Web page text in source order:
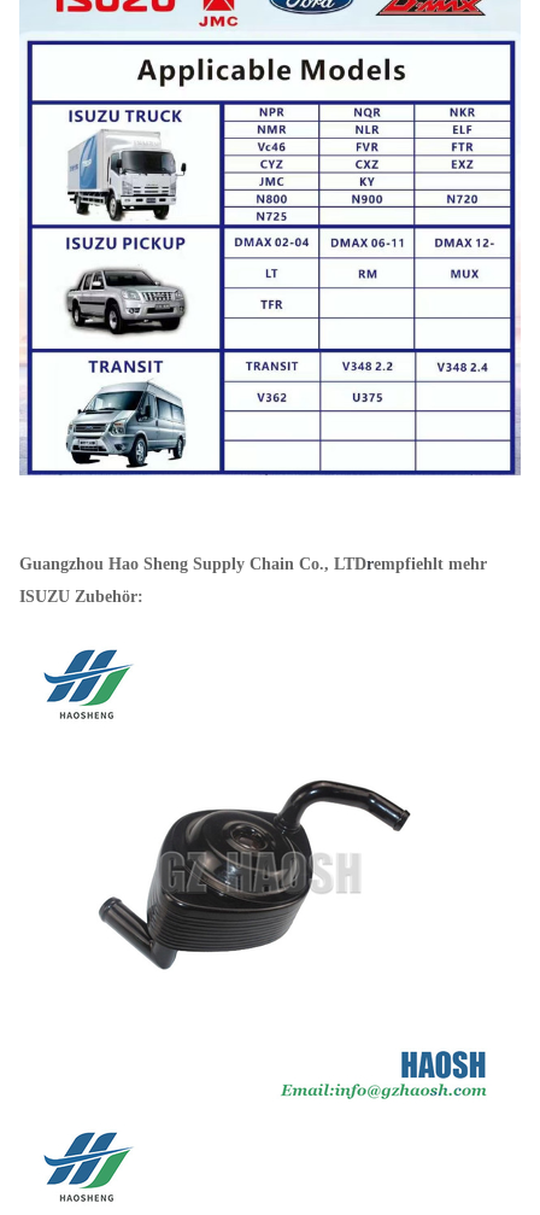
Guangzhou Hao Sheng Supply Chain Co., LTDrempfiehlt mehr
ISUZU Zubehör: